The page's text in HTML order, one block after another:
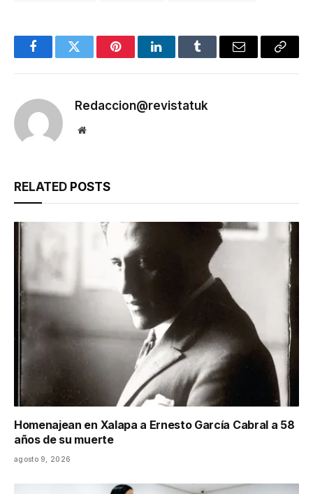
FacebookTwitter PinterestLinkedInTumblr Email
Copy
Redaccion@revistatuk
Website
RELATED POSTS
Homenajean en Xalapa a Ernesto García Cabral a 58
años de su muerte
agosto 9, 2026